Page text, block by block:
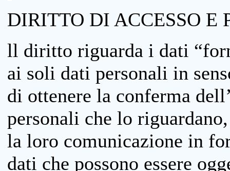
DIRITTO DI ACCESSO
ll diritto riguarda i dati
ai soli dati personali in
di ottenere la conferma
personali che lo
la loro comunicazione in
dati che possono essere